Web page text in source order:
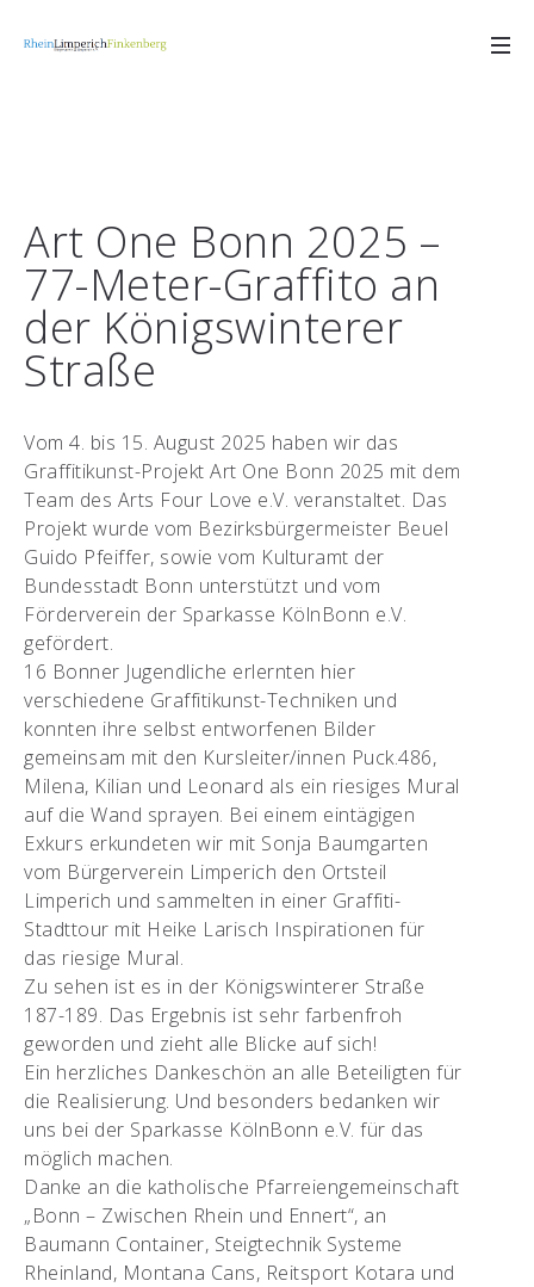
Art One Bonn 2025 –
77-Meter-Graffito an
der Königswinterer
Straße
Vom 4. bis 15. August 2025 haben wir das
Graffitikunst-Projekt Art One Bonn 2025 mit dem
Team des Arts Four Love e.V. veranstaltet. Das
Projekt wurde vom Bezirksbürgermeister Beuel
Guido Pfeiffer, sowie vom Kulturamt der
Bundesstadt Bonn unterstützt und vom
Förderverein der Sparkasse KölnBonn e.V.
gefördert.
16 Bonner Jugendliche erlernten hier
verschiedene Graffitikunst-Techniken und
konnten ihre selbst entworfenen Bilder
gemeinsam mit den Kursleiter/innen Puck.486,
Milena, Kilian und Leonard als ein riesiges Mural
auf die Wand sprayen. Bei einem eintägigen
Exkurs erkundeten wir mit Sonja Baumgarten
vom Bürgerverein Limperich den Ortsteil
Limperich und sammelten in einer Graffiti-
Stadttour mit Heike Larisch Inspirationen für
das riesige Mural.
Zu sehen ist es in der Königswinterer Straße
187-189. Das Ergebnis ist sehr farbenfroh
geworden und zieht alle Blicke auf sich!
Ein herzliches Dankeschön an alle Beteiligten für
die Realisierung. Und besonders bedanken wir
uns bei der Sparkasse KölnBonn e.V. für das
möglich machen.
Danke an die katholische Pfarreiengemeinschaft
„Bonn – Zwischen Rhein und Ennert“, an
Baumann Container, Steigtechnik Systeme
Rheinland, Montana Cans, Reitsport Kotara und